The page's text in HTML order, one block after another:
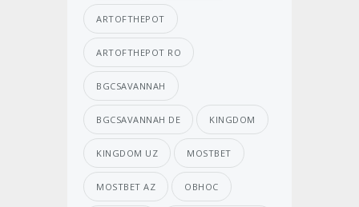
ARTOFTHEPOT
ARTOFTHEPOT RO
BGCSAVANNAH
BGCSAVANNAH DE KINGDOM
KINGDOM UZ MOSTBET
MOSTBET AZ OBHOC